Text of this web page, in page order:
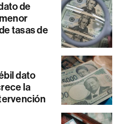
de
tasas de
dato
la